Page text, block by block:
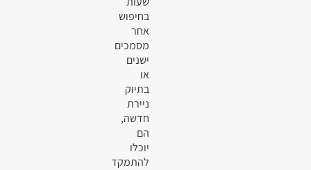
בחיפוש
אחר
מסמכים
ישנים
או
בתיוק
ניירת
חדשה,
הם
יוכלו
להתמקד